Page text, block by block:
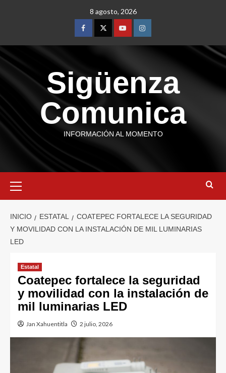
8 agosto, 2026
Sigüenza
Comunica
INFORMACIÓN AL MOMENTO
INICIO ESTATAL
COATEPEC FORTALECE LA SEGURIDAD
Y MOVILIDAD CON LA INSTALACIÓN DE MIL LUMINARIAS
LED
Estatal
Coatepec fortalece la seguridad
y movilidad con la instalación de
mil luminarias LED
Jan Xahuentitla 2 julio, 2026